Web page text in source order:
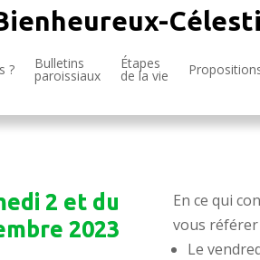
? Bulletins
paroissiaux
Étapes
de la vie
2 et du
2023
En ce qui
vous référer
Le